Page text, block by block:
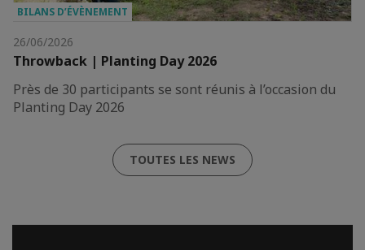
BILANS D’ÉVÈNEMENT
26/06/2026
Throwback | Planting Day 2026
Près de 30 participants se sont réunis à l’occasion du
Planting Day 2026
TOUTES LES NEWS